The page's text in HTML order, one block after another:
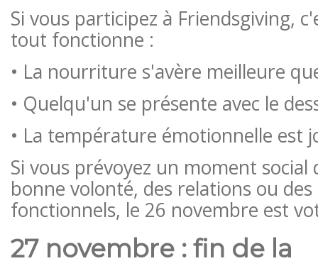
Si vous participez à Friendsgiving,
tout fonctionne :
• La nourriture s'avère meilleure
• Quelqu'un se présente avec le
• La température émotionnelle est
Si vous prévoyez un moment social
bonne volonté, des relations ou
fonctionnels, le 26 novembre est
27 novembre : fin de la